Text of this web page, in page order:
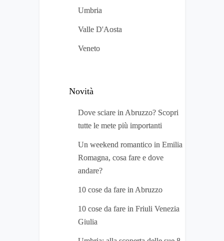
Umbria
Valle D'Aosta
Veneto
Novità
Dove sciare in Abruzzo? Scopri
tutte le mete più importanti
Un weekend romantico in Emilia
Romagna, cosa fare e dove
andare?
10 cose da fare in Abruzzo
10 cose da fare in Friuli Venezia
Giulia